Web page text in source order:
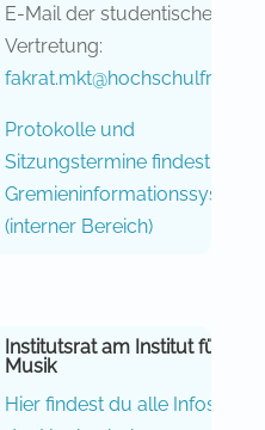
E-Mail der studentischen
Vertretung:
Protokolle und
Sitzungstermine findest du im
Gremieninformationssystem
(interner Bereich)
Institutsrat am Institut für
Musik
Hier findest du alle Infos von